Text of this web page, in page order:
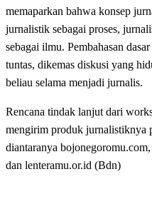
memaparkan bahwa konsep
jurnalistik sebagai proses,
sebagai ilmu. Pembahasan
tuntas, dikemas diskusi yang
beliau selama menjadi jurnalis.
Rencana tindak lanjut dari
mengirim produk jurnalistiknya
diantaranya
dan lenteramu.or.id (Bdn)